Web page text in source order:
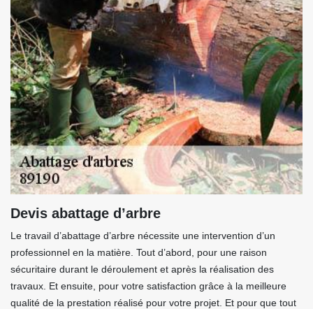
Devis abattage d’arbre
Le travail d’abattage d’arbre nécessite une intervention d’un
professionnel en la matière. Tout d’abord, pour une raison
sécuritaire durant le déroulement et après la réalisation des
travaux. Et ensuite, pour votre satisfaction grâce à la meilleure
qualité de la prestation réalisé pour votre projet. Et pour que tout